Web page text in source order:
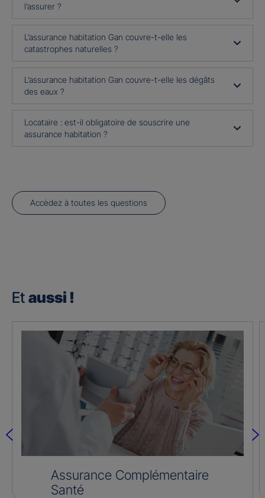
l’assurer ?
L’assurance habitation Gan couvre-t-elle les
catastrophes naturelles ?
L’assurance habitation Gan couvre-t-elle les dégâts
des eaux ?
Locataire : est-il obligatoire de souscrire une
assurance habitation ?
Accèdez à toutes les questions
Et aussi !
Assurance Complémentaire
Santé